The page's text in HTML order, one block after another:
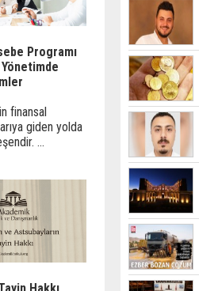
Programı
finansal
giden yolda
...